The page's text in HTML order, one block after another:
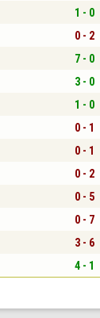
1 - 0
0 - 2
7 - 0
3 - 0
1 - 0
0 - 1
0 - 1
0 - 2
0 - 5
0 - 7
3 - 6
4 - 1